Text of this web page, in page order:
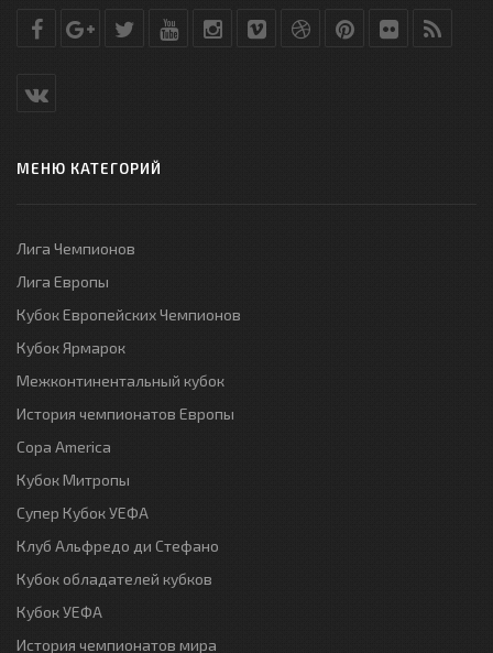
МЕНЮ КАТЕГОРИЙ
Лига Чемпионов
Лига Европы
Кубок Европейских Чемпионов
Кубок Ярмарок
Межконтинентальный кубок
История чемпионатов Европы
Copa America
Кубок Митропы
Супер Кубок УЕФА
Клуб Альфредо ди Стефано
Кубок обладателей кубков
Кубок УЕФА
История чемпионатов мира